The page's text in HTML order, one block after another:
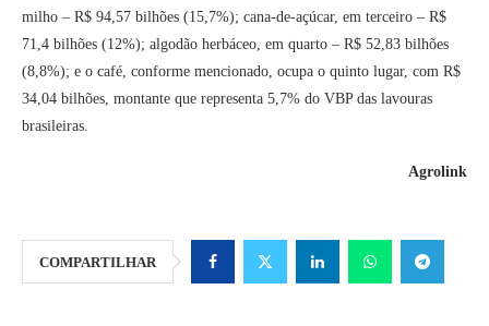
milho – R$ 94,57 bilhões (15,7%); cana-de-açúcar, em terceiro – R$
71,4 bilhões (12%); algodão herbáceo, em quarto – R$ 52,83 bilhões
(8,8%); e o café, conforme mencionado, ocupa o quinto lugar, com R$
34,04 bilhões, montante que representa 5,7% do VBP das lavouras
brasileiras.
Agrolink
COMPARTILHAR